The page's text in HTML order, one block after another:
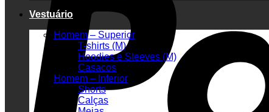
Vestuário
Homem – Superior
T-shirts (M)
Hoodies e Sleeves (M)
Casacos
Homem – Inferior
Shorts
Calças